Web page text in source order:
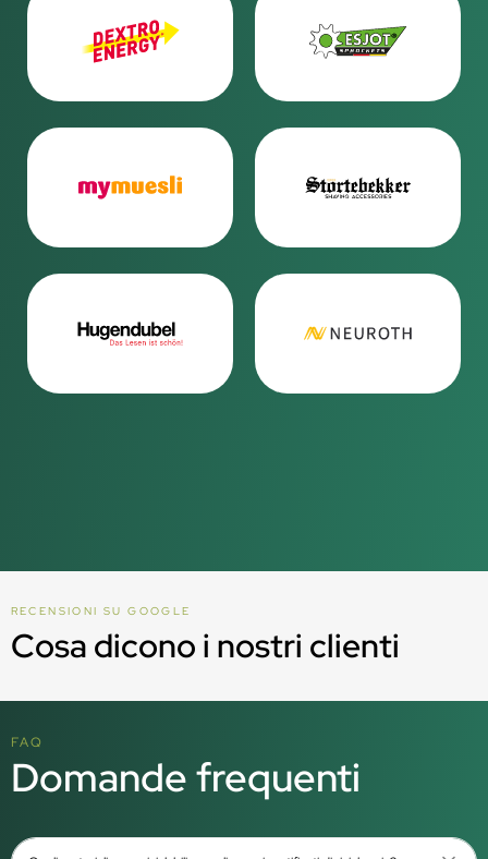
RECENSIONI SU GOOGLE
Cosa dicono i nostri clienti
FAQ
Domande frequenti